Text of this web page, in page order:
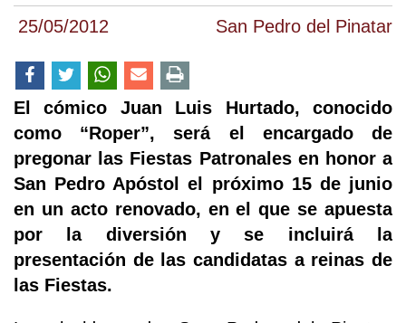
25/05/2012 San Pedro del Pinatar
El cómico Juan Luis Hurtado, conocido
como “Roper”, será el encargado de
pregonar las Fiestas Patronales en honor a
San Pedro Apóstol el próximo 15 de junio
en un acto renovado, en el que se apuesta
por la diversión y se incluirá la
presentación de las candidatas a reinas de
las Fiestas.